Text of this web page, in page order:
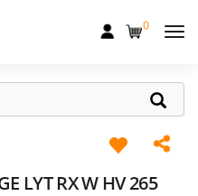
0
LYT RX W HV 265